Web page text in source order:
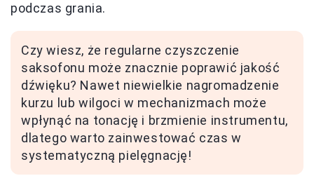
podczas grania.
Czy wiesz, że regularne czyszczenie
saksofonu może znacznie poprawić jakość
dźwięku? Nawet niewielkie nagromadzenie
kurzu lub wilgoci w mechanizmach może
wpłynąć na tonację i brzmienie instrumentu,
dlatego warto zainwestować czas w
systematyczną pielęgnację!